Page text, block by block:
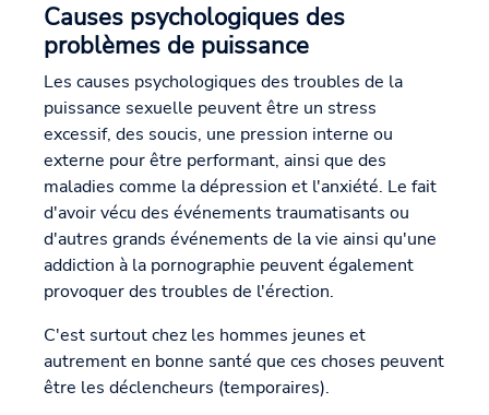
Causes psychologiques des
problèmes de puissance
Les causes psychologiques des troubles de la
puissance sexuelle peuvent être un stress
excessif, des soucis, une pression interne ou
externe pour être performant, ainsi que des
maladies comme la dépression et l'anxiété. Le fait
d'avoir vécu des événements traumatisants ou
d'autres grands événements de la vie ainsi qu'une
addiction à la pornographie peuvent également
provoquer des troubles de l'érection.
C'est surtout chez les hommes jeunes et
autrement en bonne santé que ces choses peuvent
être les déclencheurs (temporaires).